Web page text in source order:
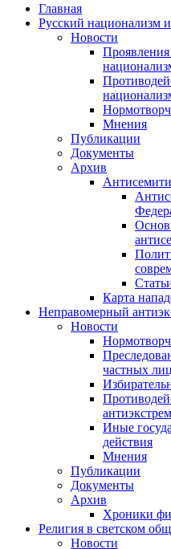
Главная
Русский национализм
Новости
Проявления
Мнения
Публикации
Документы
Архив
Карта
Неправомерный
Новости
частных лиц
Иные
действия
Мнения
Публикации
Документы
Архив
Хроники
Религия в светском
Новости